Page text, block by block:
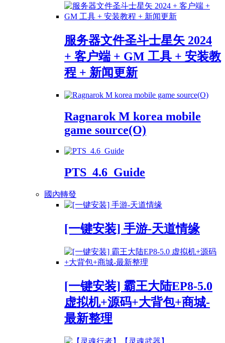
服务器文件圣斗士星矢 2024
+ 客户端 + GM 工具 + 安装教
程 + 新闻更新
Ragnarok M korea mobile
game source(O)
PTS_4.6_Guide
國內轉發
[一键安装] 手游-天道情缘
[一键安装] 霸王大陆EP8-5.0
虚拟机+源码+大背包+商城-
最新整理